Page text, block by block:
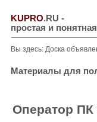
KUPRO.RU -
простая и
Вы здесь: Доска
Материалы для
Оператор ПК